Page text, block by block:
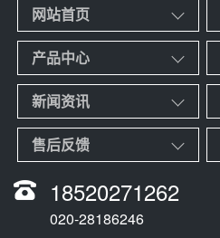
网站首页
产品中心
新闻资讯
售后反馈
18520271262
020-28186246